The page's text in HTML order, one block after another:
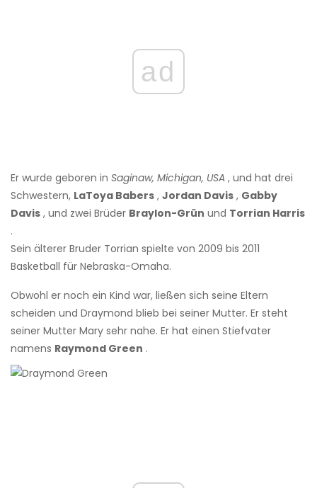
ad
Er wurde geboren in Saginaw, Michigan, USA , und hat drei
Schwestern, LaToya Babers , Jordan Davis , Gabby
Davis , und zwei Brüder Braylon-Grün und Torrian Harris
.
Sein älterer Bruder Torrian spielte von 2009 bis 2011
Basketball für Nebraska-Omaha.
Obwohl er noch ein Kind war, ließen sich seine Eltern
scheiden und Draymond blieb bei seiner Mutter. Er steht
seiner Mutter Mary sehr nahe. Er hat einen Stiefvater
namens Raymond Green .